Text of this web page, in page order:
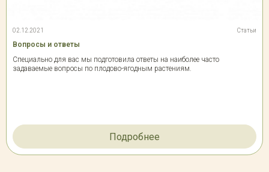
02.12.2021 Статьи
Вопросы и ответы
Специально для вас мы подготовила ответы на наиболее часто
задаваемые вопросы по плодово-ягодным растениям.
Подробнее